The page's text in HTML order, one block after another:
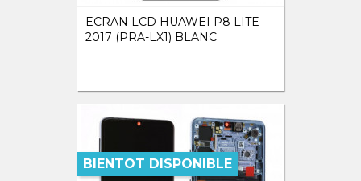
ECRAN LCD HUAWEI P8 LITE
2017 (PRA-LX1) BLANC
BIENTOT DISPONIBLE